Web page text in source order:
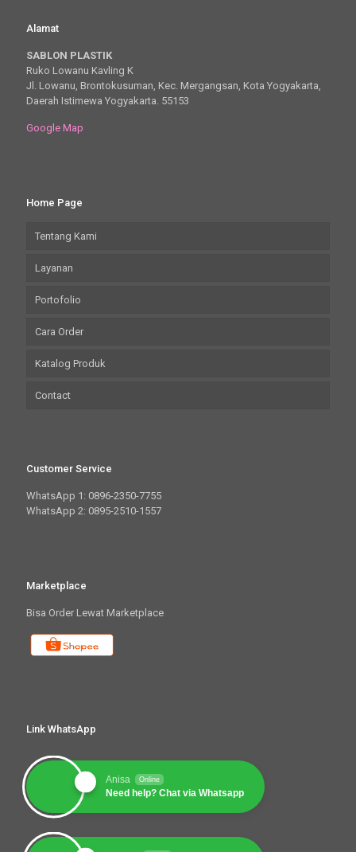
Alamat
SABLON PLASTIK
Ruko Lowanu Kavling K
Jl. Lowanu, Brontokusuman, Kec. Mergangsan, Kota Yogyakarta,
Daerah Istimewa Yogyakarta. 55153
Google Map
Home Page
Tentang Kami
Layanan
Portofolio
Cara Order
Katalog Produk
Contact
Customer Service
WhatsApp 1: 0896-2350-7755
WhatsApp 2: 0895-2510-1557
Marketplace
Bisa Order Lewat Marketplace
Link WhatsApp
Anisa Online
Need help? Chat via Whatsapp